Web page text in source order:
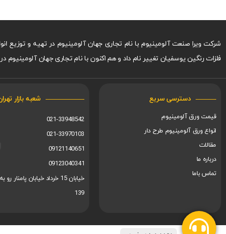
فلزات رنگین یوسفیان تغییر نام داد و هم اکنون با نام تجاری جهان
دسترسی سریع
قیمت ورق آلومینیوم
انواع ورق آلومینیوم طرح دار
مقالات
درباره ما
تماس باما
شعبه بازار
021-33948542
021-33970103
09121140651
09123040341
خیابان 15 خرداد خیابان
139